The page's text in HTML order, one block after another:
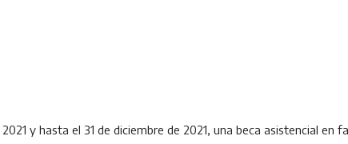
y hasta el 31 de diciembre de 2021, una beca asistencial en